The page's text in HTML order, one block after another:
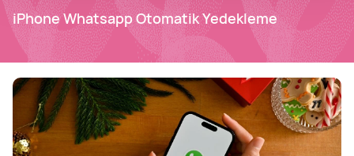
iPhone Whatsapp Otomatik Yedekleme